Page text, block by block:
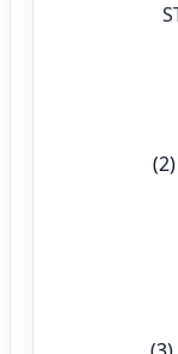
(2)